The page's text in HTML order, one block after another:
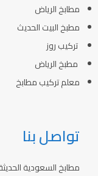
مطابخ الرياض
مطبخ البيت الحديث
تركيب روز
مطبخ الرياض
معلم تركيب مطابخ
تواصل بنا
مطابخ السعودية الحديثة